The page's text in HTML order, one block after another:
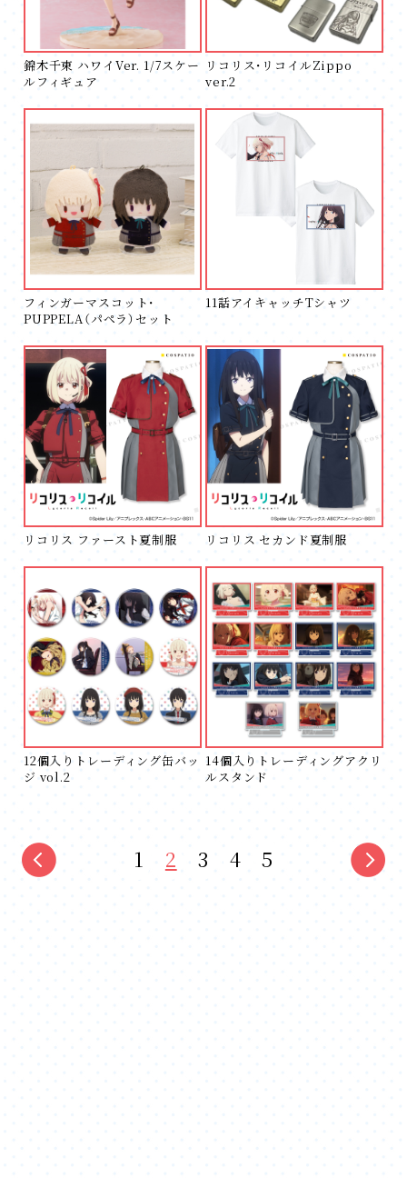
錦木千束 ハワイVer. 1/7スケー
ルフィギュア
リコリス・リコイルZippo
ver.2
フィンガーマスコット・
PUPPELA（パペラ）セット
11話アイキャッチTシャツ
リコリス ファースト夏制服 リコリス セカンド夏制服
12個入りトレーディング缶バッ
ジ vol.2
14個入りトレーディングアクリ
ルスタンド
1 2 3 4 5